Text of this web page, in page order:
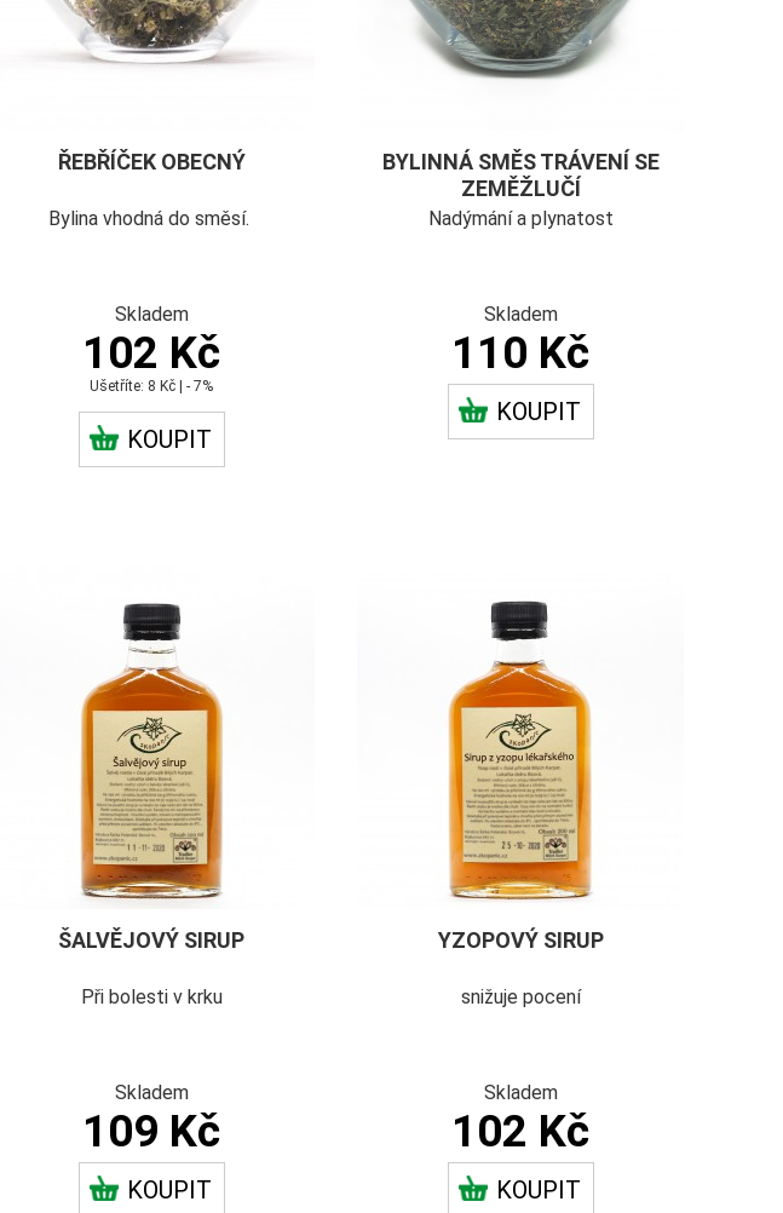
ŘEBŘÍČEK OBECNÝ
Bylina vhodná do směsí.
Skladem
102 Kč
Ušetříte: 8 Kč | - 7%
KOUPIT
BYLINNÁ SMĚS TRÁVENÍ SE
ZEMĚŽLUČÍ
Nadýmání a plynatost
Skladem
110 Kč
KOUPIT
ŠALVĚJOVÝ SIRUP
Při bolesti v krku
Skladem
109 Kč
KOUPIT
YZOPOVÝ SIRUP
snižuje pocení
Skladem
102 Kč
KOUPIT